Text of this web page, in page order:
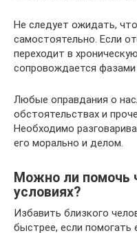
Не следует ожидать,
самостоятельно. Если
переходит в
сопровождается фазами
Любые оправдания о
обстоятельствах и
Необходимо
его морально и делом.
Можно ли помочь
условиях?
Избавить близкого
быстрее, если помогать